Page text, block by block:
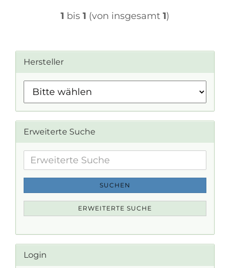
1 bis 1 (von insgesamt 1)
Hersteller
Erweiterte Suche
Erweiterte
Suche
SUCHEN
ERWEITERTE SUCHE
Login